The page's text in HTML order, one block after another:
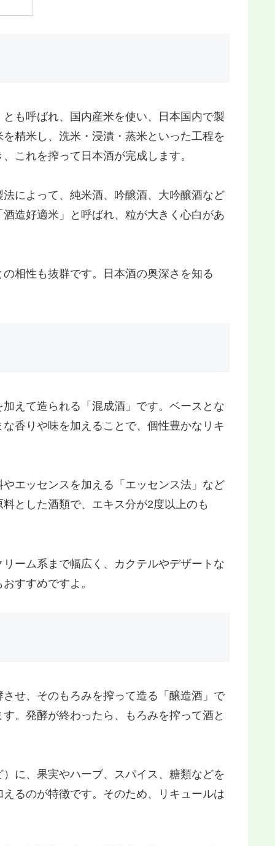
も呼ばれ、国内産米を使い、日本国内で製
精米し、洗米・浸漬・蒸米といった工程を
これを搾って日本酒が完成します。
によって、純米酒、吟醸酒、大吟醸酒など
造好適米」と呼ばれ、粒が大きく心白があ
相性も抜群です。日本酒の奥深さを知る
えて造られる「混成酒」です。ベースとな
香りや味を加えることで、個性豊かなリキ
エッセンスを加える「エッセンス法」など
とした酒類で、エキス分が2度以上のも
ーム系まで幅広く、カクテルやデザートな
すすめですよ。
せ、そのもろみを搾って造る「醸造酒」で
。発酵が終わったら、もろみを搾って酒と
に、果実やハーブ、スパイス、糖類などを
るのが特徴です。そのため、リキュールは